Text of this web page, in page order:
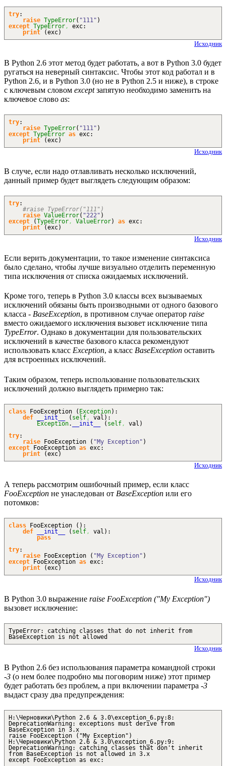
try:
raise TypeError( "111" )
except TypeError ,
exc:
print
(exc)
Исходник
В Python 2.6 этот метод будет работать, а вот в Python 3.0 будет
ругаться на неверный синтаксис. Чтобы этот код работал и в
Python 2.6, и в Python 3.0 (но не в Python 2.5 и ниже), в строке
с ключевым словом exceptзапятую необходимо заменить на
ключевое слово as:
try:
raise TypeError( "111" )
except TypeError as exc:
print
(exc)
Исходник
В случе, если надо отлавливать несколько исключений,
данный пример будет выглядеть следующим образом:
try:
#raise TypeError("111")
raise ValueError( "222" )
except
(TypeError, ValueError) as exc:
print (exc)
Исходник
Если верить документации, то такое изменение синтаксиса
было сделано, чтобы лучше визуально отделить переменную
типа исключения от списка ожидаемых исключений.
Кроме того, теперь в Python 3.0 классы всех вызываемых
исключений обязаны быть производными от одного базового
класса - BaseException, в противном случае оператор raise
вместо ожидаемого исключения вызовет исключение типа
TypeError. Однако в документации для пользовательских
исключений в качестве базового класса рекомендуют
использовать класс Exception, а класс BaseException оставить
для встроенных исключений.
Таким образом, теперь использование пользовательских
исключений должно выглядеть примерно так:
class FooException ( Exception) :
def
__init__ ( self, val ) :
Exception. __init__ ( self, val )
try:
raise FooException ( "My Exception" )
except FooException as exc:
print
(exc)
Исходник
А теперь рассмотрим ошибочный пример, если класс
FooException не унаследован от BaseException или его
потомков:
class FooException ( ) :
def
__init__ ( self, val ) :
pass
try:
raise FooException ( "My Exception" )
except FooException as exc:
print
(exc)
Исходник
В Python 3.0 выражение raise FooException ("My Exception")
вызовет исключение:
TypeError: catching classes that do not inherit from
BaseException is not allowed
Исходник
В Python 2.6 без использования параметра командной строки
-3 (о нем более подробно мы поговорим ниже) этот пример
будет работать без проблем, а при включении параметра -3
выдаст сразу два предупреждения:
H:\Черновики\Python 2.6 & 3.0\exception_6.py:8:
DeprecationWarning: exceptions must derive from
BaseException in 3.x
raise FooException ("My Exception")
H:\Черновики\Python 2.6 & 3.0\exception_6.py:9:
DeprecationWarning: catching classes that don't inherit
from BaseException is not allowed in 3.x
except FooException as exc: